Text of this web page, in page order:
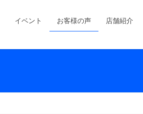
イベント お客様の声 店舗紹介